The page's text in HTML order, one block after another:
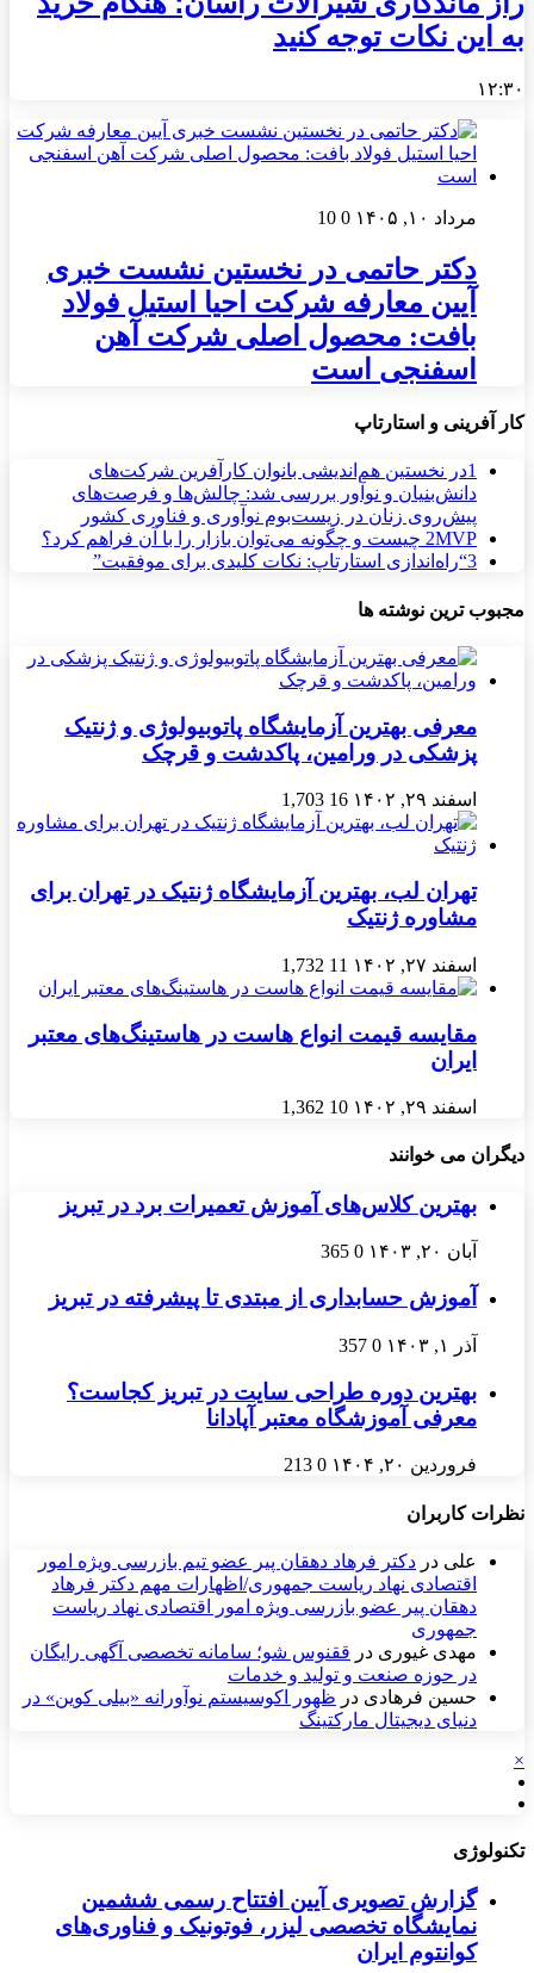
به این نکات توجه کنید
۱۲:۳۰
مرداد ۱۰, ۱۴۰۵ 0
10
دکتر حاتمی در نخستین نشست خبری
آیین معارفه شرکت احیا استیل فولاد
بافت: محصول اصلی شرکت آهن
اسفنجی است
کار آفرینی و استارتاپ
1در نخستین هم‌اندیشی بانوان کارآفرین شرکت‌های
دانش‌بنیان و نوآور بررسی شد: چالش‌ها و فرصت‌های
پیش‌روی زنان در زیست‌بوم نوآوری و فناوری کشور
2MVP چیست و چگونه می‌توان بازار را با آن فراهم کرد؟
3“راه‌اندازی استارتاپ: نکات کلیدی برای موفقیت”
مجبوب ترین نوشته ها
معرفی بهترین آزمایشگاه پاتوبیولوژی و ژنتیک
پزشکی در ورامین، پاکدشت و قرچک
اسفند ۲۹, ۱۴۰۲ 16
1,703
تهران لب، بهترین آزمایشگاه ژنتیک در تهران برای
مشاوره ژنتیک
اسفند ۲۷, ۱۴۰۲ 11
1,732
مقایسه قیمت انواع هاست در هاستینگ‌های معتبر
ایران
اسفند ۲۹, ۱۴۰۲ 10
1,362
دیگران می خوانند
بهترین کلاس‌های آموزش تعمیرات برد در تبریز
آبان ۲۰, ۱۴۰۳ 0
365
آموزش حسابداری از مبتدی تا پیشرفته در تبریز
آذر ۱, ۱۴۰۳ 0
357
بهترین دوره طراحی سایت در تبریز کجاست؟
معرفی آموزشگاه معتبر آپادانا
فروردین ۲۰, ۱۴۰۴ 0
213
نظرات کاربران
علی در دکتر فرهاد دهقان پیر عضو تيم بازرسی ويژه امور
اقتصادی نهاد رياست جمهوری/اظهارات مهم دکتر فرهاد
دهقان پیر عضو بازرسی ویژه امور اقتصادی نهاد ریاست
جمهوری
مهدی غیوری در ققنوس شو؛ سامانه تخصصی آگهی رایگان
در حوزه صنعت و تولید و خدمات
حسین فرهادی در ظهور اکوسیستم نوآورانه «بیلی کوین» در
دنیای دیجیتال مارکتینگ
×
تکنولوژی
گزارش تصویری آیین افتتاح رسمی ششمین
نمایشگاه تخصصی لیزر، فوتونیک و فناوری‌های
کوانتوم ایران